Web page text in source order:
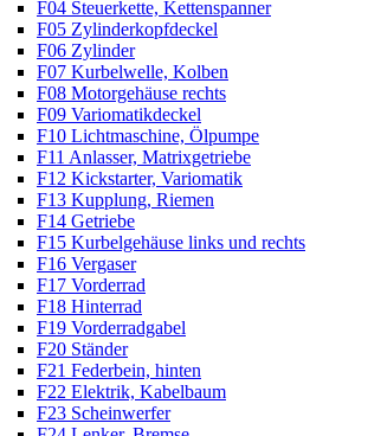
F04 Steuerkette, Kettenspanner
F05 Zylinderkopfdeckel
F06 Zylinder
F07 Kurbelwelle, Kolben
F08 Motorgehäuse rechts
F09 Variomatikdeckel
F10 Lichtmaschine, Ölpumpe
F11 Anlasser, Matrixgetriebe
F12 Kickstarter, Variomatik
F13 Kupplung, Riemen
F14 Getriebe
F15 Kurbelgehäuse links und rechts
F16 Vergaser
F17 Vorderrad
F18 Hinterrad
F19 Vorderradgabel
F20 Ständer
F21 Federbein, hinten
F22 Elektrik, Kabelbaum
F23 Scheinwerfer